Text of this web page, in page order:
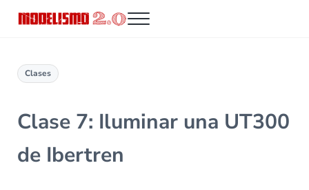
Menu
Clases
Clase 7: Iluminar una UT300
de Ibertren